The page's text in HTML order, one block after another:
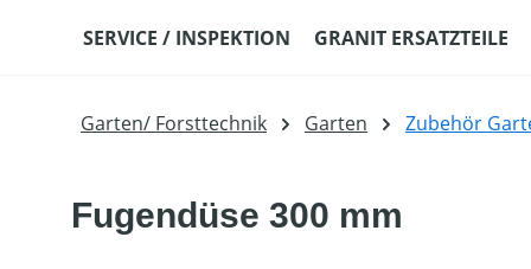
SERVICE / INSPEKTION GRANIT ERSATZTEILE
Garten/ Forsttechnik Garten Zubehör
Fugendüse 300 mm